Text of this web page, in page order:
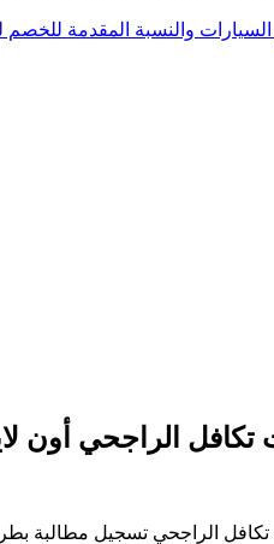
والنسبة المقدمة للخصم
الراجحي أون
الراجحي تسجيل مطالبة